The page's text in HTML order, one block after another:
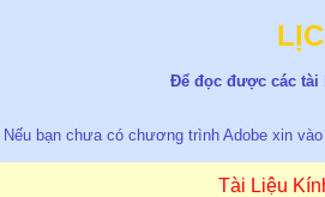
Ðể đọc được các tài
Nếu bạn chưa có chương trình Adobe xin
Tài Liệu